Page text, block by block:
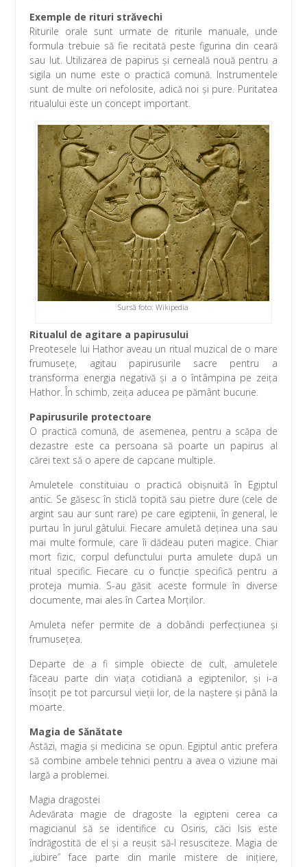
Exemple de rituri străvechi
Riturile orale sunt urmate de riturile manuale, unde
formula trebuie să fie recitată peste figurina din ceară
sau lut. Utilizarea de papirus şi cerneală nouă pentru a
sigila un nume este o practică comună. Instrumentele
sunt de multe ori nefolosite, adică noi şi pure. Puritatea
ritualului este un concept important.
Sursă foto: Wikipedia
Ritualul de agitare a papirusului
Preotesele lui Hathor aveau un ritual muzical de o mare
frumuseţe, agitau papirusurile sacre pentru a
transforma energia negativă şi a o întâmpina pe zeiţa
Hathor. În schimb, zeiţa aducea pe pământ bucurie.
Papirusurile protectoare
O practică comună, de asemenea, pentru a scăpa de
dezastre este ca persoana să poarte un papirus al
cărei text să o apere de capcane multiple.
Amuletele constituiau o practică obişnuită în Egiptul
antic. Se găsesc în sticlă topită sau pietre dure (cele de
argint sau aur sunt rare) pe care egiptenii, în general, le
purtau în jurul gâtului. Fiecare amuletă deţinea una sau
mai multe formule, care îi dădeau puteri magice. Chiar
mort fizic, corpul defunctului purta amulete după un
ritual specific. Fiecare cu o funcţie specifică pentru a
proteja mumia. S-au găsit aceste formule în diverse
documente, mai ales în Cartea Morţilor.
Amuleta nefer permite de a dobândi perfecţiunea şi
frumuseţea.
Departe de a fi simple obiecte de cult, amuletele
făceau parte din viaţa cotidiană a egiptenilor, şi i-a
însoţit pe tot parcursul vieţii lor, de la naştere şi până la
moarte.
Magia de Sănătate
Astăzi, magia şi medicina se opun. Egiptul antic prefera
să combine ambele tehnici pentru a avea o viziune mai
largă a problemei.
Magia dragostei
Adevărata magie de dragoste la egipteni cerea ca
magicianul să se identifice cu Osiris, căci Isis este
îndrăgostită de el şi a reuşit să-l resusciteze. Magia de
„iubire” face parte din marile mistere de iniţiere,